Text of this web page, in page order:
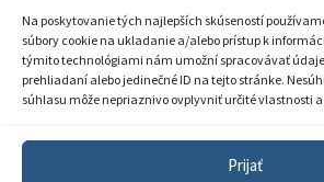
Na poskytovanie tých najlepších skúseností
súbory cookie na ukladanie a/alebo prístup k
týmito technológiami nám umožní spracovávať
prehliadaní alebo jedinečné ID na tejto stránke.
súhlasu môže nepriaznivo ovplyvniť určité vlastnosti
Prijať
Zásady ochrany